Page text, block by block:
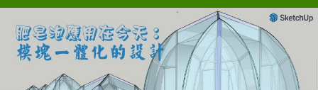
日
期
的
生
態
系